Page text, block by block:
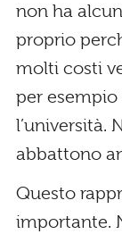
non ha
proprio
molti costi
per
l’università.
abbattono
Questo
importante.